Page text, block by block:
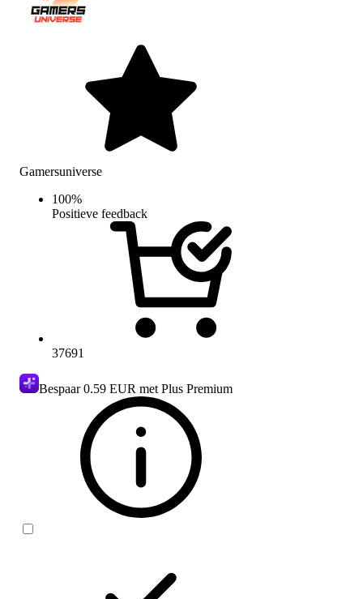
Gamersuniverse
100%
Positieve feedback
37691
Bespaar0.59 EUR met Plus Premium